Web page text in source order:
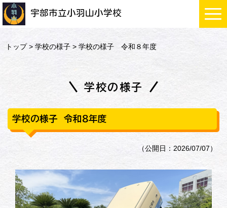
宇部市立小羽山小学校
トップ>学校の様子 > 学校の様子 令和８年度
学校の様子
学校の様子 令和８年度
（公開日：2026/07/07）